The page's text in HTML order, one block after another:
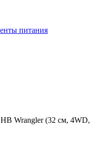
питания
Wrangler (32 см, 4WD,